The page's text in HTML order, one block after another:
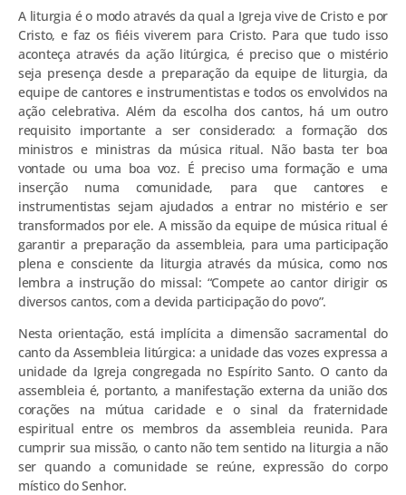
A liturgia é o modo através da qual a Igreja vive de Cristo e por
Cristo, e faz os fiéis viverem para Cristo. Para que tudo isso
aconteça através da ação litúrgica, é preciso que o mistério
seja presença desde a preparação da equipe de liturgia, da
equipe de cantores e instrumentistas e todos os envolvidos na
ação celebrativa. Além da escolha dos cantos, há um outro
requisito importante a ser considerado: a formação dos
ministros e ministras da música ritual. Não basta ter boa
vontade ou uma boa voz. É preciso uma formação e uma
inserção numa comunidade, para que cantores e
instrumentistas sejam ajudados a entrar no mistério e ser
transformados por ele. A missão da equipe de música ritual é
garantir a preparação da assembleia, para uma participação
plena e consciente da liturgia através da música, como nos
lembra a instrução do missal: “Compete ao cantor dirigir os
diversos cantos, com a devida participação do povo”.
Nesta orientação, está implícita a dimensão sacramental do
canto da Assembleia litúrgica: a unidade das vozes expressa a
unidade da Igreja congregada no Espírito Santo. O canto da
assembleia é, portanto, a manifestação externa da união dos
corações na mútua caridade e o sinal da fraternidade
espiritual entre os membros da assembleia reunida. Para
cumprir sua missão, o canto não tem sentido na liturgia a não
ser quando a comunidade se reúne, expressão do corpo
místico do Senhor.